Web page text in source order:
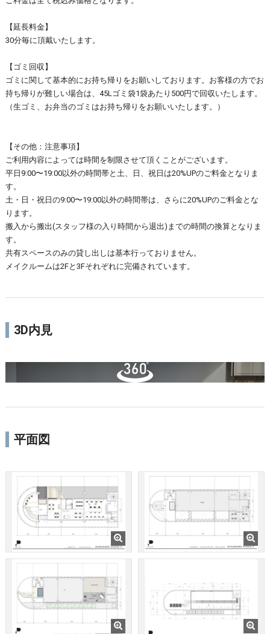
【延長料金】
30分毎に頂戴いたします。
【ゴミ回収】
ゴミに関して基本的にお持ち帰りをお願いしております。お客様の方でお
持ち帰りが難しい場合は、45Lゴミ袋1袋あたり500円で回収いたします。
（生ゴミ、お弁当のゴミはお持ち帰りをお願いいたします。）
【その他：注意事項】
ご利用内容によっては時間を制限させて頂くことがございます。
平日9:00〜19:00以外の時間帯と土、日、祝日は20%UPのご料金となりま
す。
土・日・祝日の9:00〜19:00以外の時間帯は、さらに20%UPのご料金とな
ります。
搬入から搬出(スタッフ様の入り時間から退出)までの時間の換算となりま
す。
共有スペースのみの貸し出しは基本行っておりません。
メイクルームは2Fと3Fそれぞれに完備されています。
3D内見
平面図